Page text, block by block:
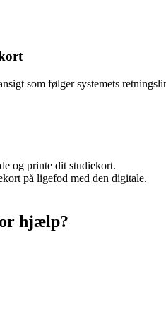
som følger systemets
og printe dit studiekort.
på ligefod med den digitale.
hjælp?